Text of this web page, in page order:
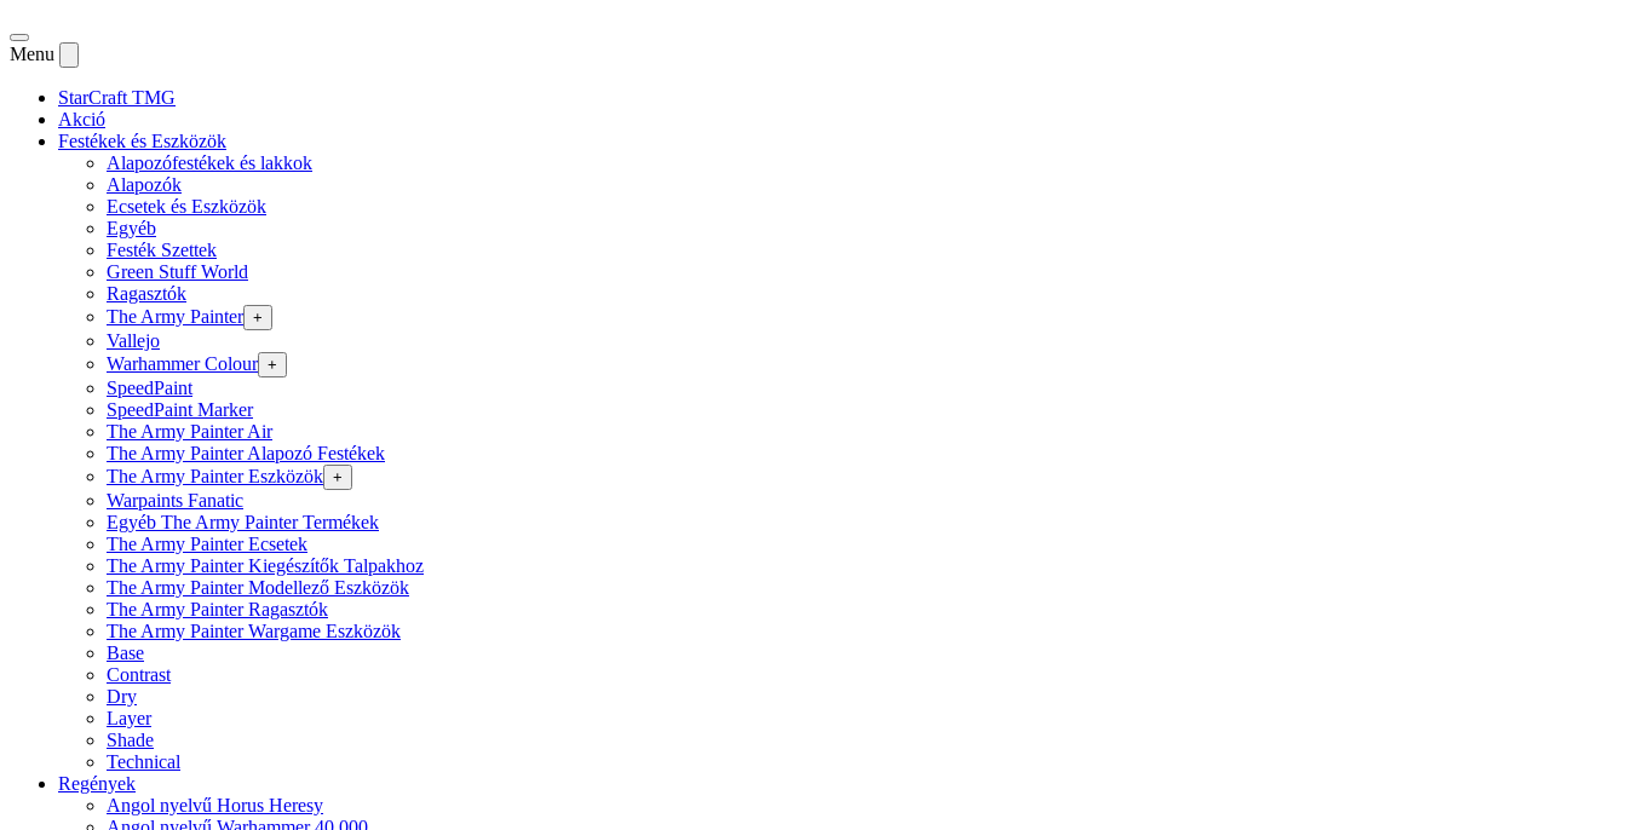
Menu
StarCraft TMG
Akció
Festékek és Eszközök
Alapozófestékek és lakkok
Alapozók
Ecsetek és Eszközök
Egyéb
Festék Szettek
Green Stuff World
Ragasztók
The Army Painter +
Vallejo
Warhammer Colour +
SpeedPaint
SpeedPaint Marker
The Army Painter Air
The Army Painter Alapozó Festékek
The Army Painter Eszközök +
Warpaints Fanatic
Egyéb The Army Painter Termékek
The Army Painter Ecsetek
The Army Painter Kiegészítők Talpakhoz
The Army Painter Modellező Eszközök
The Army Painter Ragasztók
The Army Painter Wargame Eszközök
Base
Contrast
Dry
Layer
Shade
Technical
Regények
Angol nyelvű Horus Heresy